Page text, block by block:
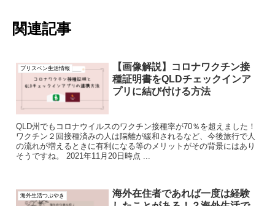
関連記事
ブリスベン生活情報
【画像解説】コロナワクチン接
種証明書をQLDチェックインア
プリに結び付ける方法
QLD州でもコロナウイルスのワクチン接種率が70％を超えました！
ワクチン２回接種済みの人は隔離が緩和されるなど、今後旅行で人
の流れが増えるときに有利になる等のメリットがその背景にはあり
そうですね。 2021年11月20日時点 ...
海外生活つぶやき
海外在住者であれば一度は経験